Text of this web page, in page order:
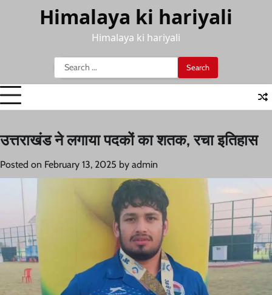
Himalaya ki hariyali
Himalaya ki hariyali
Search
for:
उत्तराखंड ने लगाया पदकों का शतक, रचा इतिहास
Posted on February 13, 2025 by admin